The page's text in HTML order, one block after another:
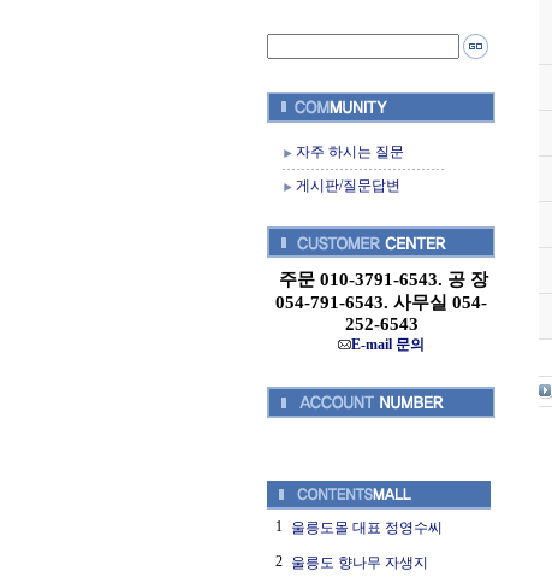
자주 하시는 질문
게시판/질문답변
주문 010-3791-6543. 공 장
054-791-6543. 사무실 054-
252-6543
E-mail 문의
1 울릉도몰 대표 정영수씨
2 울릉도 향나무 자생지